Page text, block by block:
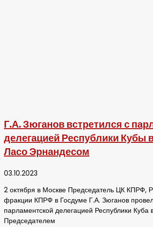
Г.А. Зюганов встретился с
делегацией Республики Кубы
Ласо Эрнандесом
03.10.2023
2 октября в Москве Председатель ЦК КПРФ,
фракции КПРФ в Госдуме Г.А. Зюганов
парламентской делегацией Республики Куба
Председателем